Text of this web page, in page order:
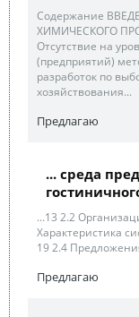
Содержание
ХИМИЧЕСКОГО
Отсутствие на
(предприятий)
разработок по
хозяйствования...
Предлагаю
... среда
...13 2.2
Характеристика
19 2.4
Предлагаю